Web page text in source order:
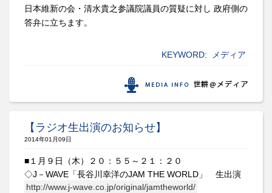
日本維新の会・清水貴之参議院議員の質疑に対し 政府側の
答弁に立ちます。
KEYWORD: メディア
【ラジオ生出演のお知らせ】
2014年01月09日
■１月９日（木）２０：５５～２１：２０
◇J － WAVE 「長谷川幸洋のJAM THE WORLD 」 生出演
http://www.j-wave.co.jp/original/jamtheworld/